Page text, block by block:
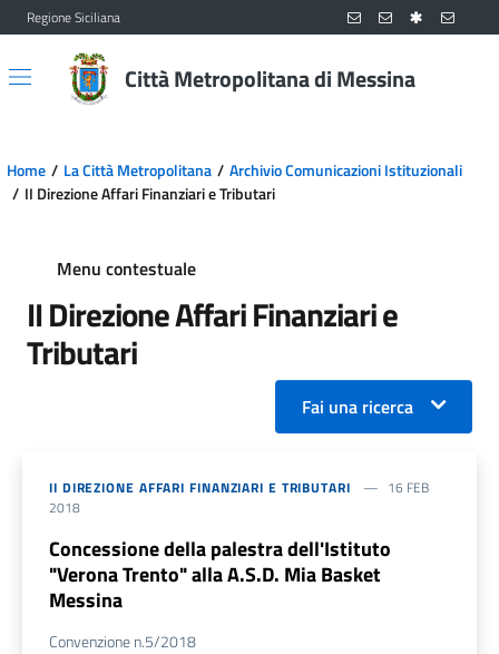
Vai al contenuto principale
Vai al menu principale
Regione Siciliana
Città Metropolitana di Messina
Home La Città Metropolitana
Archivio Comunicazioni Istituzionali
II Direzione Affari Finanziari e Tributari
Menu contestuale
II Direzione Affari Finanziari e
Tributari
Fai una ricerca
II DIREZIONE AFFARI FINANZIARI E TRIBUTARI
16 FEB
2018
Concessione della palestra dell'Istituto
"Verona Trento" alla A.S.D. Mia Basket
Messina
Convenzione n.5/2018